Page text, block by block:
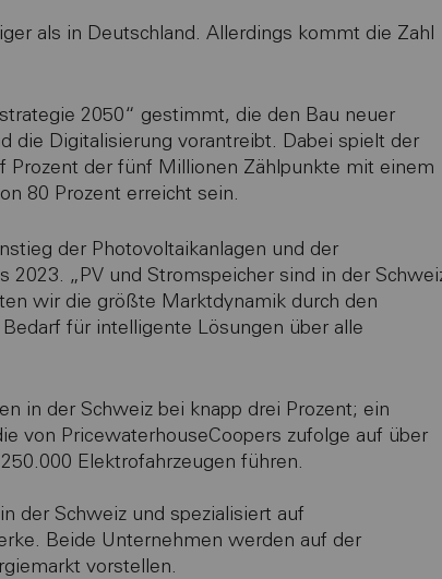
als in Deutschland. Allerdings kommt die Zahl
2050“ gestimmt, die den Bau neuer
die Digitalisierung vorantreibt. Dabei spielt der
der fünf Millionen Zählpunkte mit einem
80 Prozent erreicht sein.
der Photovoltaikanlagen und der
„PV und Stromspeicher sind in der
wir die größte Marktdynamik durch den
für intelligente Lösungen über alle
in der Schweiz bei knapp drei Prozent; ein
von PricewaterhouseCoopers zufolge auf über
Elektrofahrzeugen führen.
der Schweiz und spezialisiert auf
Beide Unternehmen werden auf der
vorstellen.